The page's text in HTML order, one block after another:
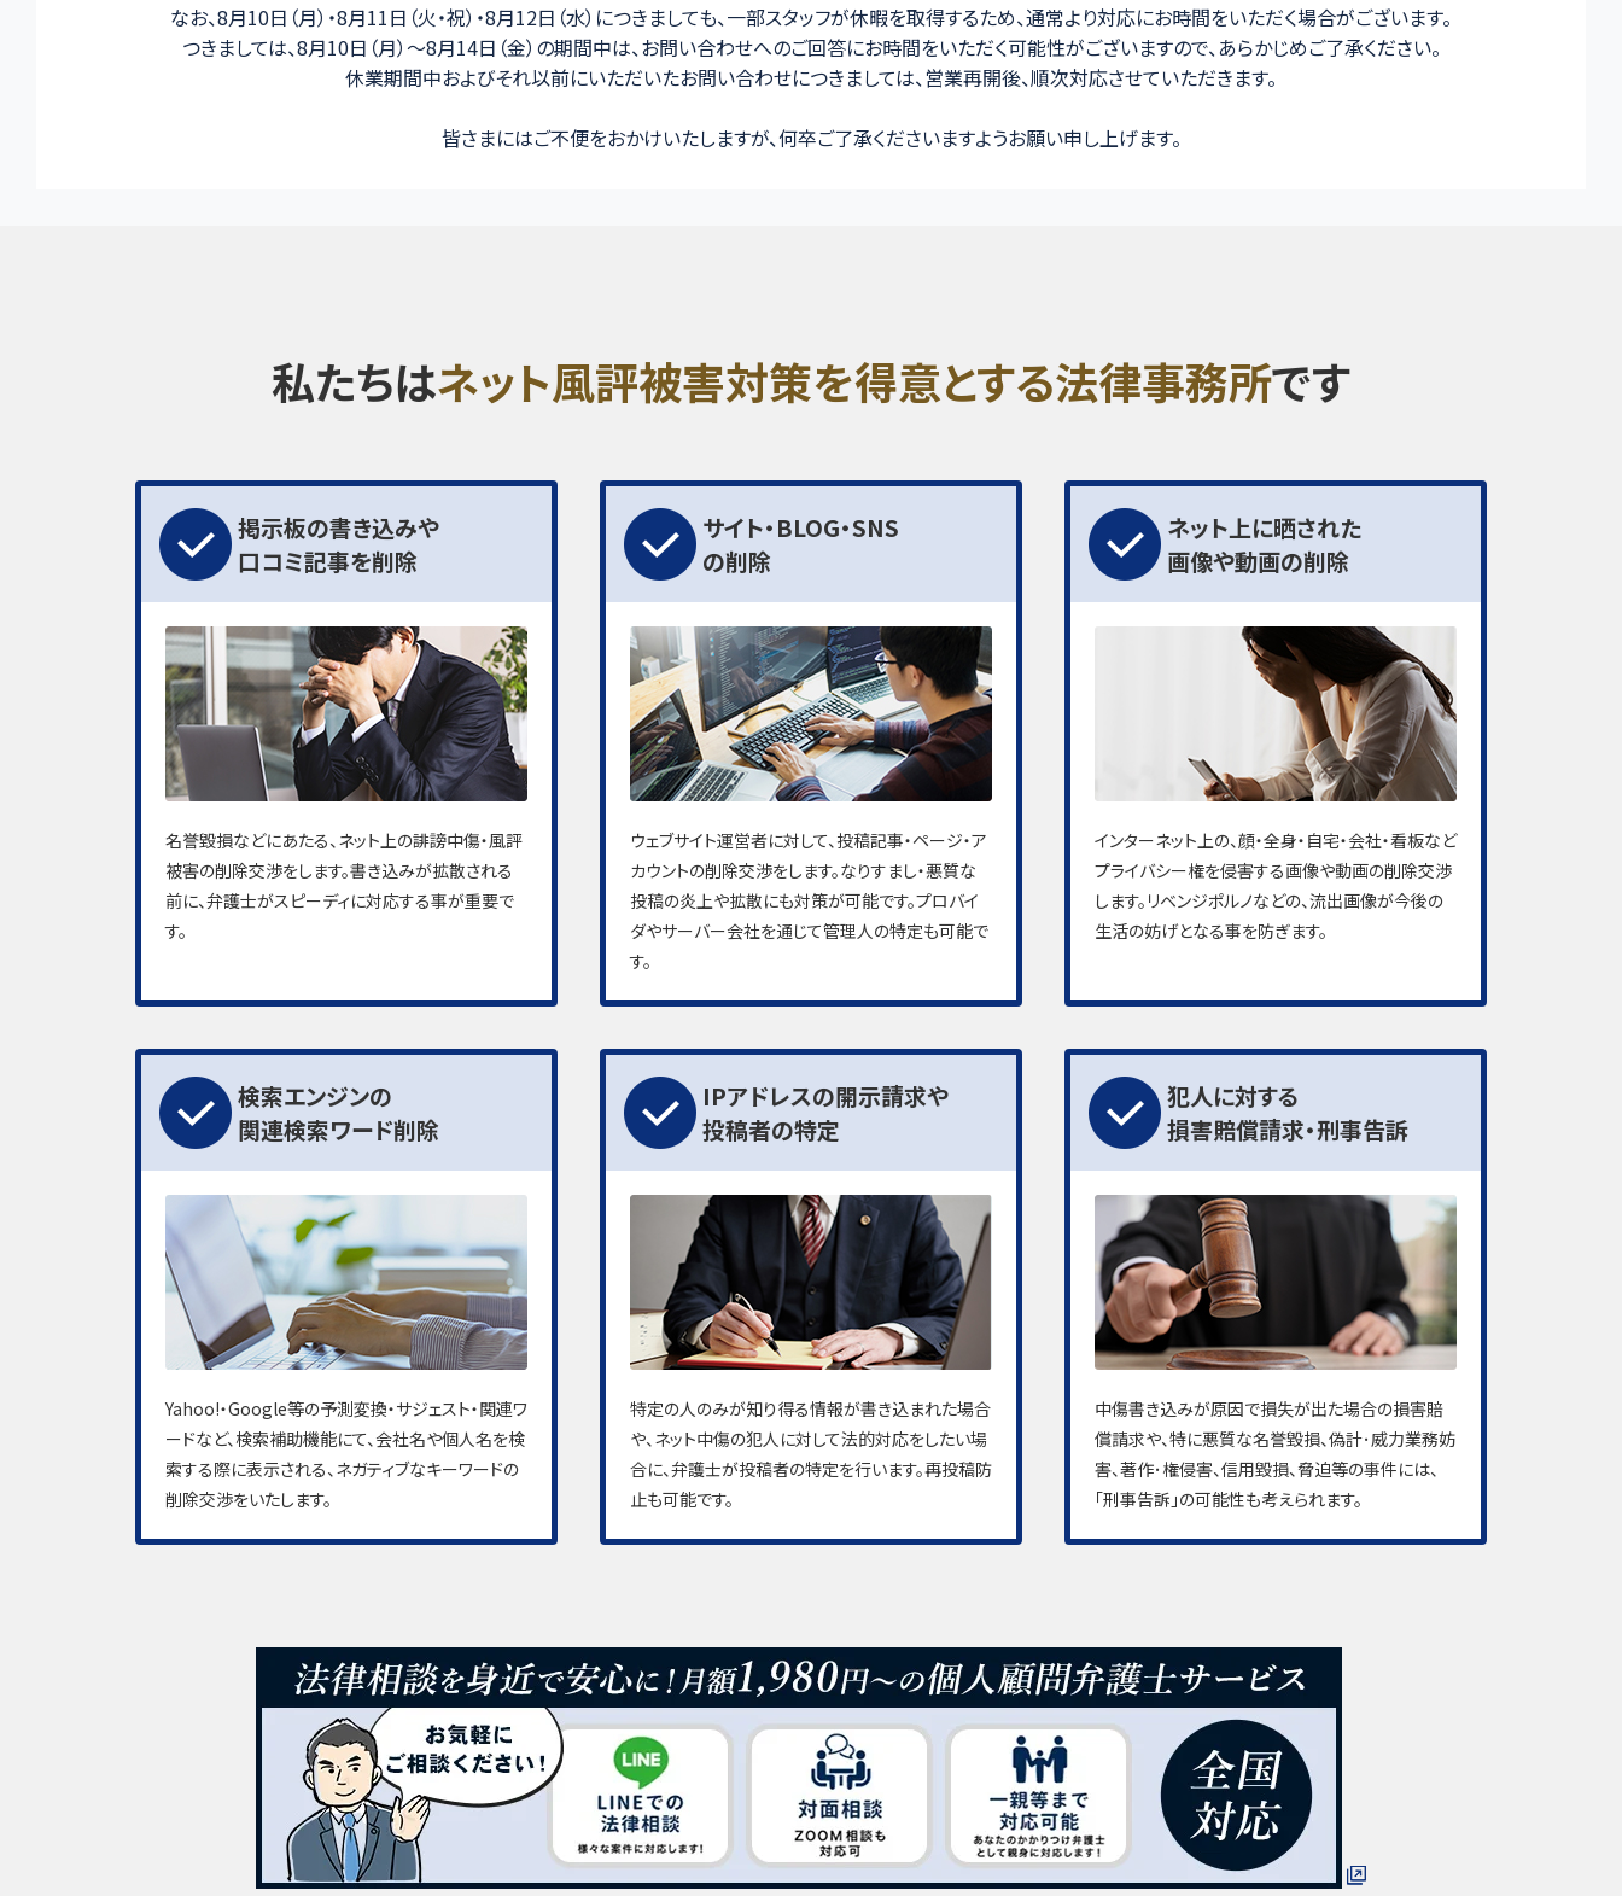
なお、8月10日（月）・8月11日（火・祝）・8月12日（水）につきましても、一部スタッフが休暇を取得するため、通常より対応にお時間をいただく場合がございます。
つきましては、8月10日（月）～8月14日（金）の期間中は、お問い合わせへのご回答にお時間をいただく可能性がございますので、あらかじめご了承ください。
休業期間中およびそれ以前にいただいたお問い合わせにつきましては、営業再開後、順次対応させていただきます。
皆さまにはご不便をおかけいたしますが、何卒ご了承くださいますようお願い申し上げます。
私たちはネット風評被害対策を得意とする法律事務所です
掲示板の書き込みや
口コミ記事を削除
名誉毀損などにあたる、ネット上の誹謗中傷・風評
被害の削除交渉をします。書き込みが拡散される
前に、弁護士がスピーディに対応する事が重要で
す。
サイト・BLOG・SNS
の削除
ウェブサイト運営者に対して、投稿記事・ページ・ア
カウントの削除交渉をします。なりすまし・悪質な
投稿の炎上や拡散にも対策が可能です。プロバイ
ダやサーバー会社を通じて管理人の特定も可能で
す。
ネット上に晒された
画像や動画の削除
インターネット上の、顔・全身・自宅・会社・看板など
プライバシー権を侵害する画像や動画の削除交渉
します。リベンジポルノなどの、流出画像が今後の
生活の妨げとなる事を防ぎます。
検索エンジンの
関連検索ワード削除
Yahoo!・Google等の予測変換・サジェスト・関連ワ
ードなど、検索補助機能にて、会社名や個人名を検
索する際に表示される、ネガティブなキーワードの
削除交渉をいたします。
IPアドレスの開示請求や
投稿者の特定
特定の人のみが知り得る情報が書き込まれた場合
や、ネット中傷の犯人に対して法的対応をしたい場
合に、弁護士が投稿者の特定を行います。再投稿防
止も可能です。
犯人に対する
損害賠償請求・刑事告訴
中傷書き込みが原因で損失が出た場合の損害賠
償請求や、特に悪質な名誉毀損、偽計･威力業務妨
害、著作･権侵害、信用毀損、脅迫等の事件には、
「刑事告訴」の可能性も考えられます。